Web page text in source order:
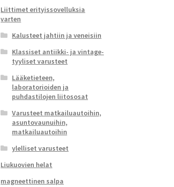
Liittimet erityissovelluksia
varten
Kalusteet jahtiin ja veneisiin
Klassiset antiikki- ja vintage-
tyyliset varusteet
Lääketieteen,
laboratorioiden ja
puhdastilojen liitososat
Varusteet matkailuautoihin,
asuntovaunuihin,
matkailuautoihin
ylelliset varusteet
Liukuovien helat
magneettinen salpa